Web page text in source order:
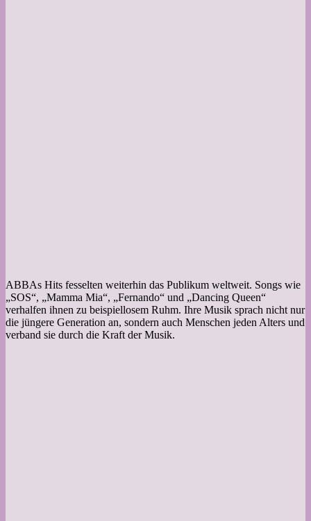
ABBAs Hits fesselten weiterhin das Publikum weltweit. Songs wie
„SOS“, „Mamma Mia“, „Fernando“ und „Dancing Queen“
verhalfen ihnen zu beispiellosem Ruhm. Ihre Musik sprach nicht nur
die jüngere Generation an, sondern auch Menschen jeden Alters und
verband sie durch die Kraft der Musik.